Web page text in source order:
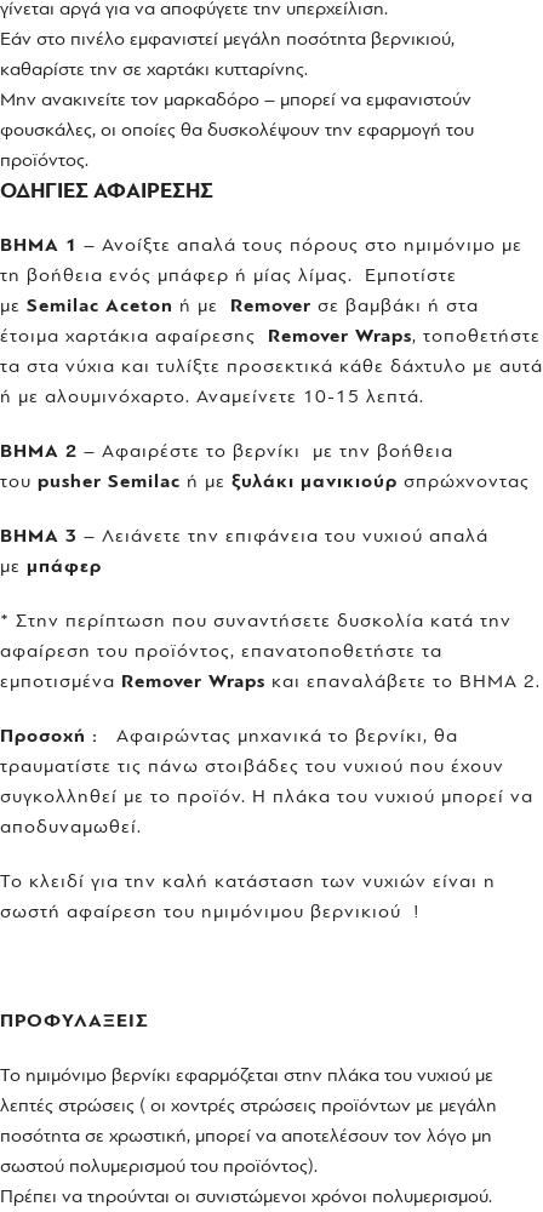
γίνεται αργά για να αποφύγετε την υπερχείλιση.
Εάν στο πινέλο εμφανιστεί μεγάλη ποσότητα βερνικιού,
καθαρίστε την σε χαρτάκι κυτταρίνης.
Μην ανακινείτε τον μαρκαδόρο – μπορεί να εμφανιστούν
φουσκάλες, οι οποίες θα δυσκολέψουν την εφαρμογή του
προϊόντος.
ΟΔΗΓΙΕΣ ΑΦΑΙΡΕΣΗΣ
ΒΗΜΑ 1 – Ανοίξτε απαλά τους πόρους στο ημιμόνιμο με
τη βοήθεια ενός μπάφερ ή μίας λίμας. Εμποτίστε
με Semilac Aceton ή με Remover σε βαμβάκι ή στα
έτοιμα χαρτάκια αφαίρεσης
Remover Wraps, τοποθετήστε
τα στα νύχια και τυλίξτε προσεκτικά κάθε δάχτυλο με αυτά
ή με αλουμινόχαρτο. Αναμείνετε 10-15 λεπτά.
ΒΗΜΑ 2 – Αφαιρέστε το βερνίκι με την βοήθεια
του pusher Semilac ή με ξυλάκι μανικιούρ σπρώχνοντας
ΒΗΜΑ 3 – Λειάνετε την επιφάνεια του νυχιού απαλά
με μπάφερ
* Στην περίπτωση που συναντήσετε δυσκολία κατά την
αφαίρεση του προϊόντος, επανατοποθετήστε τα
εμποτισμένα Remover Wraps και επαναλάβετε το ΒΗΜΑ 2.
Προσοχή : Αφαιρώντας μηχανικά το βερνίκι, θα
τραυματίστε τις πάνω στοιβάδες του νυχιού που έχουν
συγκολληθεί με το προϊόν. Η πλάκα του νυχιού μπορεί να
αποδυναμωθεί.
Το κλειδί για την καλή κατάσταση των νυχιών είναι η
σωστή αφαίρεση του ημιμόνιμου βερνικιού !
ΠΡΟΦΥΛΑΞΕΙΣ
Το ημιμόνιμο βερνίκι εφαρμόζεται στην πλάκα του νυχιού με
λεπτές στρώσεις ( οι χοντρές στρώσεις προϊόντων με μεγάλη
ποσότητα σε χρωστική, μπορεί να αποτελέσουν τον λόγο μη
σωστού πολυμερισμού του προϊόντος).
Πρέπει να τηρούνται οι συνιστώμενοι χρόνοι πολυμερισμού.